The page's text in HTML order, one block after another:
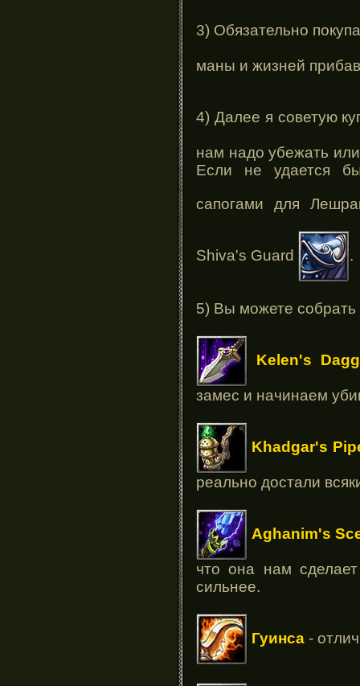
3) Обязательно
маны и жизней
4) Далее я советую
нам надо убежать
Если не удается
сапогами для
Shiva's Guard .
5) Вы можете собрать
Kelen's
замес и начинаем
Khadgar's
реально достали
Aghanim's
что она нам
сильнее.
Гуинса -